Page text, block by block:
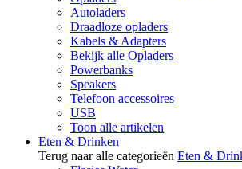
Autoladers
Draadloze opladers
Kabels & Adapters
Bekijk alle Opladers
Powerbanks
Speakers
Telefoon accessoires
USB
Toon alle artikelen
Eten & Drinken
Terug naar alle categorieën Eten &